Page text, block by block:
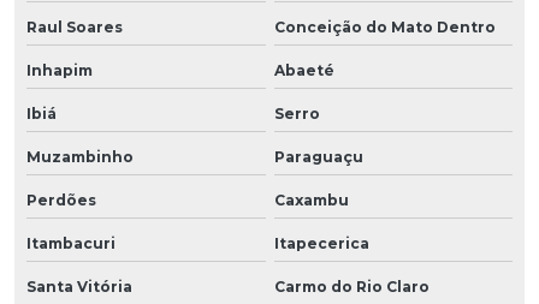
Raul Soares Conceição do Mato Dentro
Inhapim Abaeté
Ibiá Serro
Muzambinho Paraguaçu
Perdões Caxambu
Itambacuri Itapecerica
Santa Vitória Carmo do Rio Claro